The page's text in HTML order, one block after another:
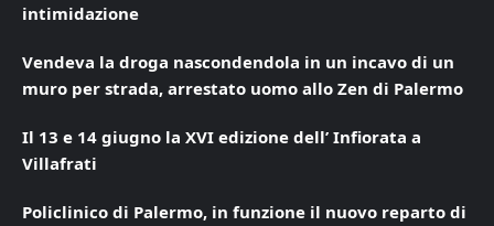
intimidazione
Vendeva la droga nascondendola in un incavo di un
muro per strada, arrestato uomo allo Zen di Palermo
Il 13 e 14 giugno la XVI edizione dell’ Infiorata a
Villafrati
Policlinico di Palermo, in funzione il nuovo reparto di